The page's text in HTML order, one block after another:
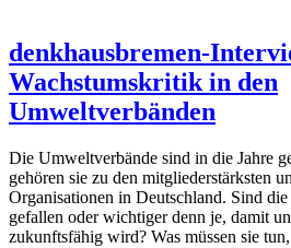
denkhausbremen-
Wachstumskritik in den
Umweltverbänden
Die Umweltverbände sind in die Jahre
gehören sie zu den mitgliederstärksten
Organisationen in Deutschland. Sind
gefallen oder wichtiger denn je, damit
zukunftsfähig wird? Was müssen sie